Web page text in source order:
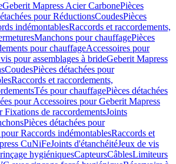
Geberit Mapress Acier CarbonePièces
pour RéductionsCoudesPièces
indémontablesRaccords et raccordements,
Manchons pour chauffagePièces
pour chauffageAccessoires pour
pour assemblages à brideGeberit Mapress
CoudesPièces détachées pour
Raccords et raccordements,
Tés pour chauffagePièces détachées
pour Accessoires pour Geberit Mapress
Fixations de raccordementsJoints
Pièces détachées pour
pour Raccords indémontablesRaccords et
CuNiFeJoints d'étanchéitéJeux de vis
hygiéniquesCapteursCâblesLimiteurs